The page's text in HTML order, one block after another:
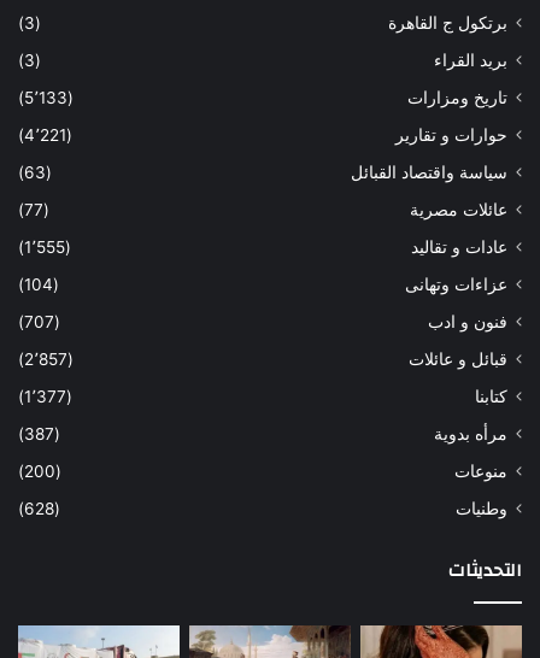
برتكول ج القاهرة
(3)
بريد القراء
(3)
تاريخ ومزارات
(5٬133)
حوارات و تقارير
(4٬221)
سياسة واقتصاد القبائل
(63)
عائلات مصرية
(77)
عادات و تقاليد
(1٬555)
عزاءات وتهانى
(104)
فنون و ادب
(707)
قبائل و عائلات
(2٬857)
كتابنا
(1٬377)
مرأه بدوية
(387)
منوعات
(200)
وطنيات
(628)
التحديثات